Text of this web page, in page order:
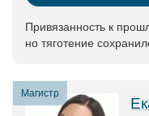
Привязанность к
но тяготение
Магистр